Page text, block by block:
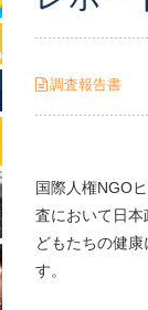
調査報告書
国際人権NGO
査において日
どもたちの健
す。